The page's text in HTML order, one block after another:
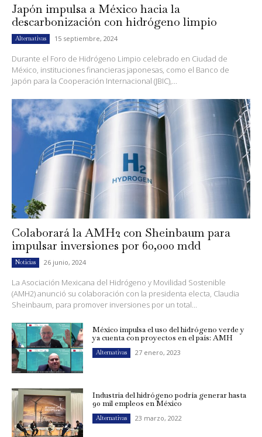
Japón impulsa a México hacia la
descarbonización con hidrógeno limpio
Alternativas 15 septiembre, 2024
Durante el Foro de Hidrógeno Limpio celebrado en Ciudad de
México, instituciones financieras japonesas, como el Banco de
Japón para la Cooperación Internacional (JBIC),...
Colaborará la AMH2 con Sheinbaum para
impulsar inversiones por 60,000 mdd
Noticias 26 junio, 2024
La Asociación Mexicana del Hidrógeno y Movilidad Sostenible
(AMH2) anunció su colaboración con la presidenta electa, Claudia
Sheinbaum, para promover inversiones por un total...
México impulsa el uso del hidrógeno verde y
ya cuenta con proyectos en el país: AMH
Alternativas 27 enero, 2023
Industria del hidrógeno podría generar hasta
90 mil empleos en México
Alternativas 23 marzo, 2022